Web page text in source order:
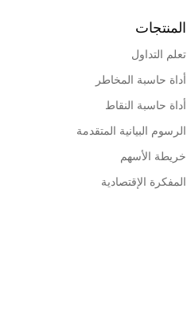
المنتجات
تعلم التداول
أداة حاسبة المخاطر
أداة حاسبة النقاط
الرسوم البيانية المتقدمة
خريطة الأسهم
المفكرة الإقتصادية